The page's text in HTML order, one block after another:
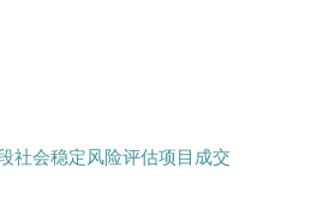
社会稳定风险评估项目成交